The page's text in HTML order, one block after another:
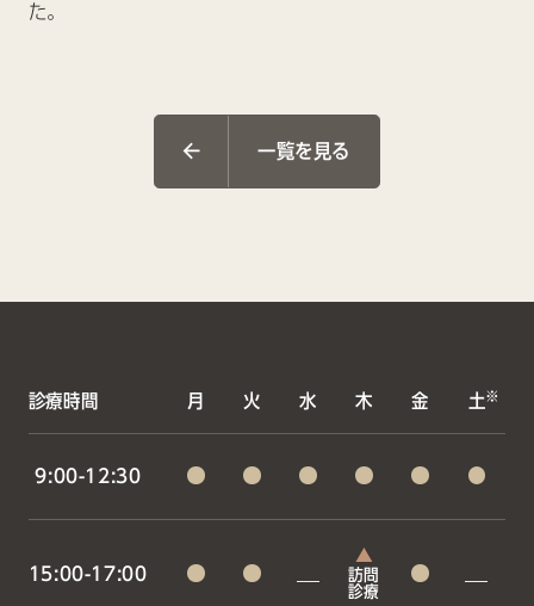
た。
一覧を見る
診療時間 月 火 水 木 金 土※
9:00-12:30
15:00-17:00
訪問
診療